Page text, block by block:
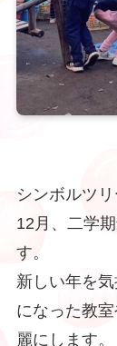
シンボルツ
12月、二学
す。
新しい年を
になった教
麗にします。